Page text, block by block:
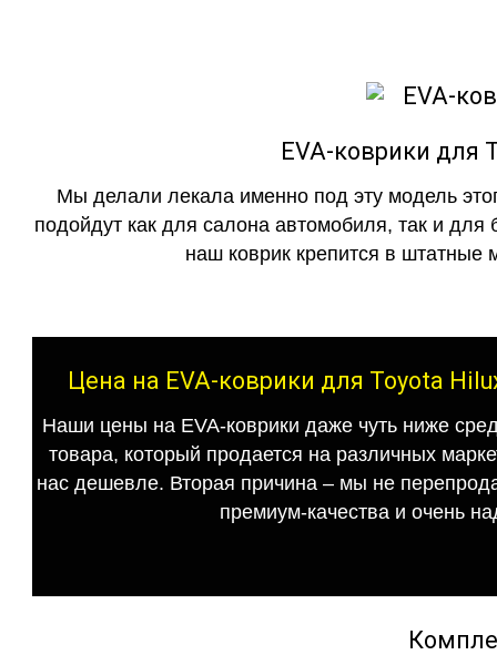
EVA-коврики для
Мы делали лекала именно под эту модель
подойдут как для салона автомобиля, так и для
наш коврик крепится в штатные
Цена на EVA-коврики для Toyota
Наши цены на EVA-коврики даже чуть ниже
товара, который продается на различных
нас дешевле. Вторая причина – мы не
премиум-качества и очень